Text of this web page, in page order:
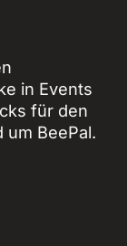
in Events
für den
um BeePal.